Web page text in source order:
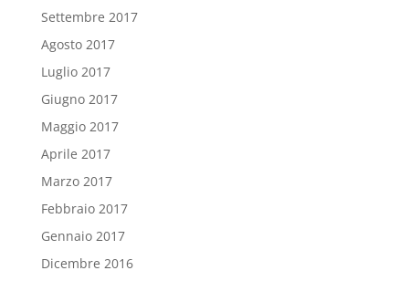
Settembre 2017
Agosto 2017
Luglio 2017
Giugno 2017
Maggio 2017
Aprile 2017
Marzo 2017
Febbraio 2017
Gennaio 2017
Dicembre 2016